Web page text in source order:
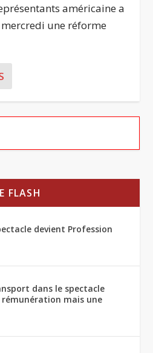
américaine a
une réforme
FLASH
devient Profession
dans le spectacle
rémunération mais une